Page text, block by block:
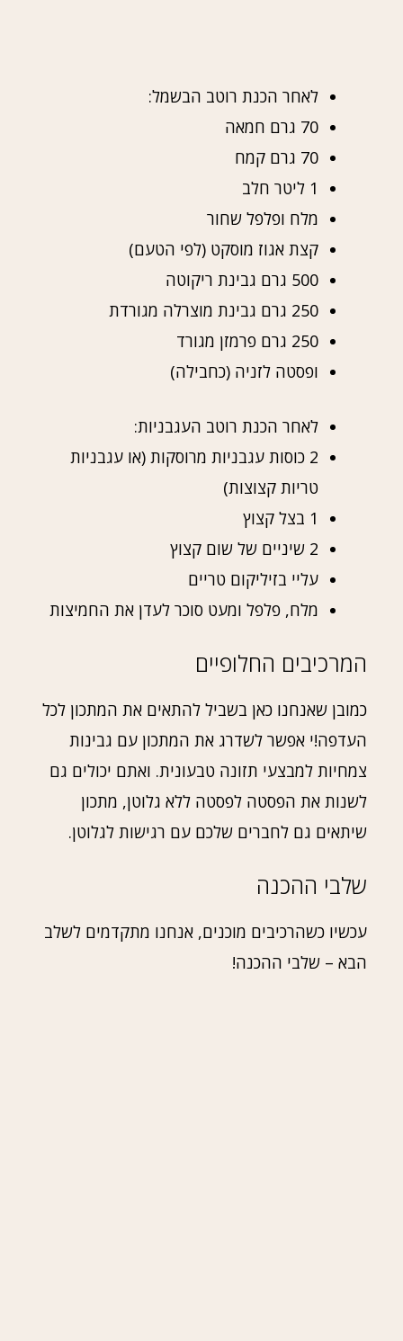
לאחר הכנת רוטב הבשמל:
70 גרם חמאה
70 גרם קמח
1 ליטר חלב
מלח ופלפל שחור
קצת אגוז מוסקט (לפי הטעם)
500 גרם גבינת ריקוטה
250 גרם גבינת מוצרלה מגורדת
250 גרם פרמזן מגורד
ופסטה לזניה (כחבילה)
לאחר הכנת רוטב העגבניות:
2 כוסות עגבניות מרוסקות (או עגבניות
טריות קצוצות)
1 בצל קצוץ
2 שיניים של שום קצוץ
עליי בזיליקום טריים
מלח, פלפל ומעט סוכר לעדן את החמיצות
המרכיבים החלופיים
כמובן שאנחנו כאן בשביל להתאים את המתכון לכל
העדפה!י אפשר לשדרג את המתכון עם גבינות
צמחיות למבצעי תזונה טבעונית. ואתם יכולים גם
לשנות את הפסטה לפסטה ללא גלוטן, מתכון
שיתאים גם לחברים שלכם עם רגישות לגלוטן.
שלבי ההכנה
עכשיו כשהרכיבים מוכנים, אנחנו מתקדמים לשלב
הבא – שלבי ההכנה!